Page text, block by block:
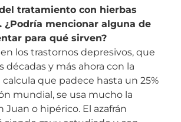
tratamiento con hierbas
¿Podría mencionar alguna de
para qué sirven?
los trastornos depresivos, que
décadas y más ahora con la
que padece hasta un 25%
mundial, se usa mucho la
Juan o hipérico. El azafrán